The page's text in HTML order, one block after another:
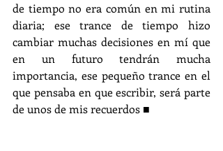
de tiempo no era común en mi rutina
diaria; ese trance de tiempo hizo
cambiar muchas decisiones en mí que
en un futuro tendrán mucha
importancia, ese pequeño trance en el
que pensaba en que escribir, será parte
de unos de mis recuerdos ■